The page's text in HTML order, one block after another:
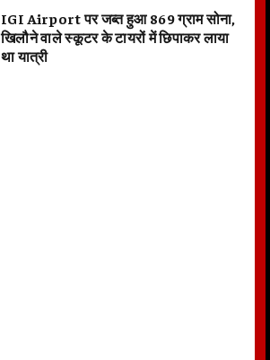
IGI Airport पर जब्त हुआ 869 ग्राम सोना,
खिलौने वाले स्कूटर के टायरों में छिपाकर लाया
था यात्री